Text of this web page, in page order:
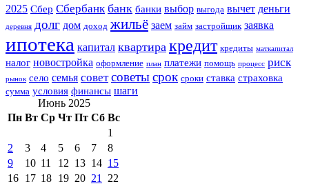
2025 Сбер Сбербанк банк банки выбор выгода вычет деньги
деревня долг дом доход жильё заем займ застройщик заявка
ипотека капитал квартира кредит кредиты маткапитал
налог новостройка оформление план платежи помощь процесс риск
рынок село семья совет советысрок сроки ставка страховка
сумма условия финансы шаги
Июнь 2025
Пн Вт Ср Чт Пт Сб Вс
1
2
3 4 5 6 7
8
9
10 11 12 13 14 15
16 17 18 19 20 21
22